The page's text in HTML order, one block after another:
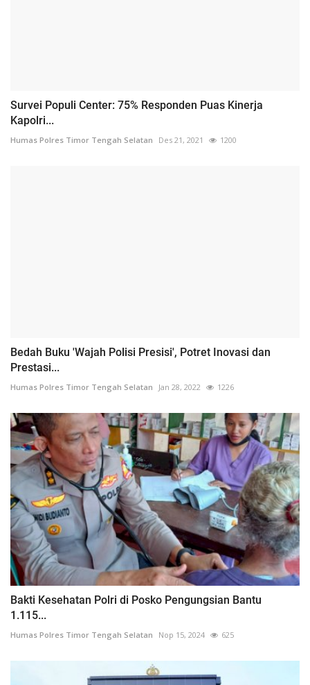
Survei Populi Center: 75% Responden Puas Kinerja
Kapolri...
Humas Polres Timor Tengah Selatan Des 21, 2021 1200
Bedah Buku 'Wajah Polisi Presisi', Potret Inovasi dan
Prestasi...
Humas Polres Timor Tengah Selatan Jan 28, 2022 1226
Bakti Kesehatan Polri di Posko Pengungsian Bantu
1.115...
Humas Polres Timor Tengah Selatan Nop 15, 2024 625